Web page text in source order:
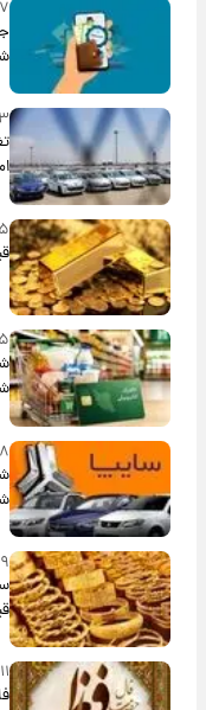
۲۷
۳ ساعت پیش
۵ ساعت پیش
۵ ساعت پیش
۱۸
۱۹
۱۱ ساعت پیش